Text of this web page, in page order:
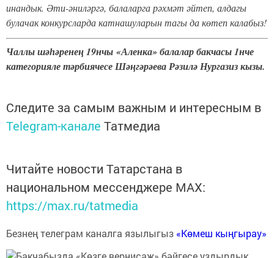
инандык. Әти-әниләргә, балаларга рәхмәт әйтеп, алдагы
булачак конкурсларда катнашуларын тагы да көтеп калабыз!
Чаллы шәһәренең 19нчы «Аленка» балалар бакчасы 1нче
категорияле тәрбиячесе Шәңгәрәева Рәзилә Нургазиз кызы.
Следите за самым важным и интересным в
Telegram-канале Татмедиа
Читайте новости Татарстана в
национальном мессенджере MАХ:
https://max.ru/tatmedia
Безнең телеграм каналга язылыгыз «Көмеш кыңгырау»